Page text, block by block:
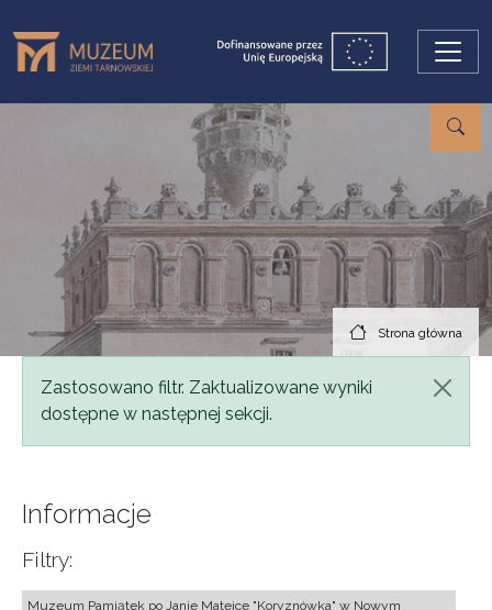
Strona główna
Komunikat
Zastosowano filtr. Zaktualizowane wyniki
dostępne w następnej sekcji.
Informacje
Filtry:
Muzeum Pamiątek po Janie Matejce "Koryznówka" w Nowym